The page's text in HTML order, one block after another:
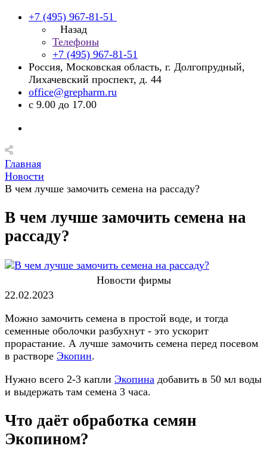
+7 (495) 967-81-51
Назад
Телефоны
+7 (495) 967-81-51
Россия, Московская область, г. Долгопрудный,
Лихачевский проспект, д. 44
office@grepharm.ru
с 9.00 до 17.00
Главная
Новости
В чем лучше замочить семена на рассаду?
В чем лучше замочить семена на
рассаду?
Новости фирмы
22.02.2023
Можно замочить семена в простой воде, и тогда
семенные оболочки разбухнут - это ускорит
прорастание. А лучше замочить семена перед посевом
в растворе Экопин.
Нужно всего 2-3 капли Экопина добавить в 50 мл воды
и выдержать там семена 3 часа.
Что даёт обработка семян
Экопином?